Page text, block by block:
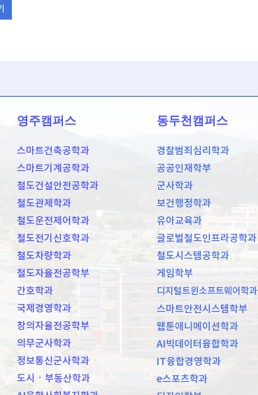
영주캠퍼스
스마트건축공학과
스마트기계공학과
철도건설안전공학과
철도관제학과
철도운전제어학과
철도전기신호학과
철도차량학과
철도자율전공학부
간호학과
국제경영학과
창의자율전공학부
의무군사학과
정보통신군사학과
도시ㆍ부동산학과
동두천캠퍼스
경찰범죄심리학과
공공인재학부
군사학과
보건행정학과
유아교육과
글로벌철도인프라공학과
철도시스템공학과
게임학부
디지털트윈소프트웨어학과
스마트안전시스템학부
웹툰애니메이션학과
AI빅데이터융합학과
IT융합경영학과
e스포츠학과